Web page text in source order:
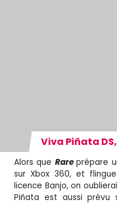
Viva Piñata
Alors que Rareprépare
sur Xbox 360, et
licence Banjo, on
Piñata est aussi prévu